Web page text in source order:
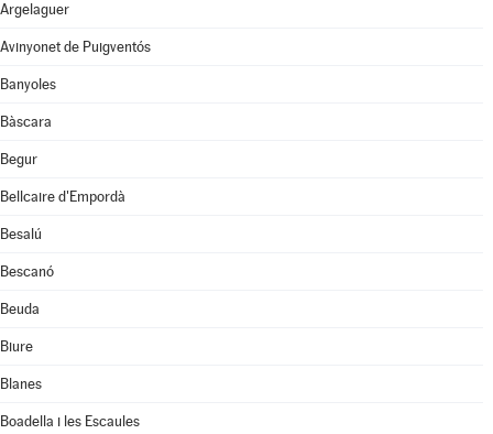
Argelaguer
Avinyonet de Puigventós
Banyoles
Bàscara
Begur
Bellcaire d'Empordà
Besalú
Bescanó
Beuda
Biure
Blanes
Boadella i les Escaules